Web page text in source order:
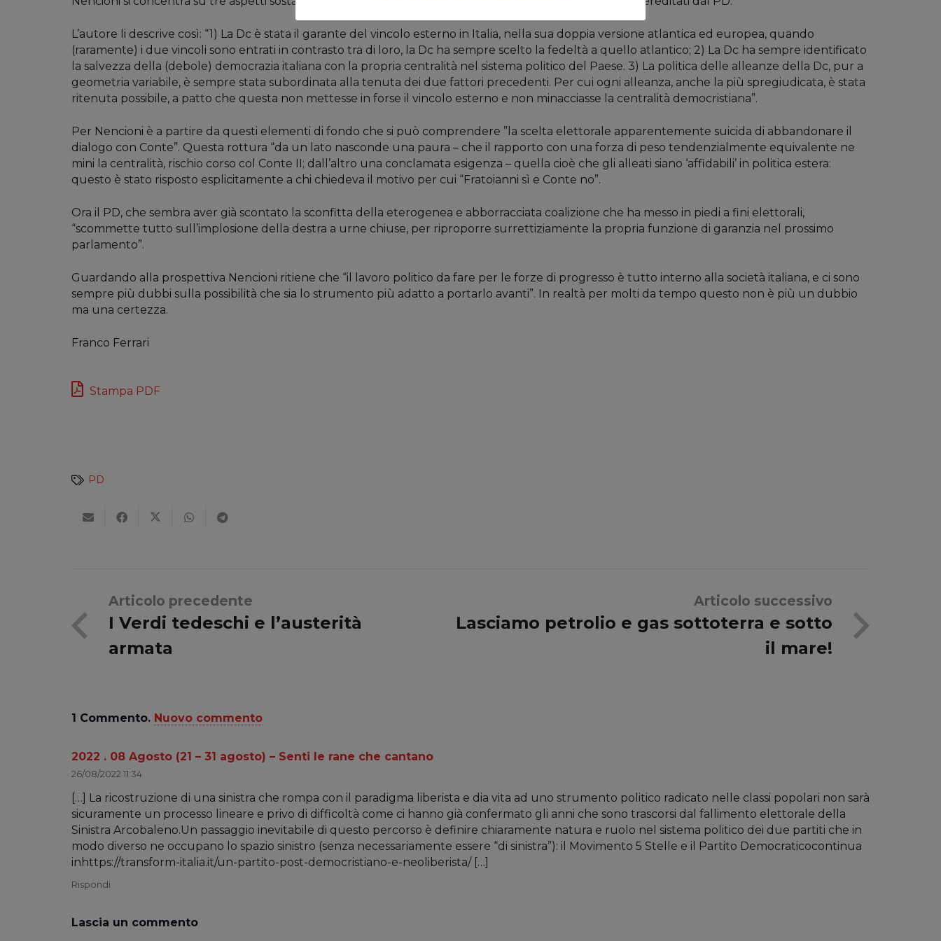
L’autore li descrive così: “1) La Dc è stata il garante del vincolo esterno in Italia, nella sua doppia versione atlantica ed europea, quando
(raramente) i due vincoli sono entrati in contrasto tra di loro, la Dc ha sempre scelto la fedeltà a quello atlantico; 2) La Dc ha sempre identificato
la salvezza della (debole) democrazia italiana con la propria centralità nel sistema politico del Paese. 3) La politica delle alleanze della Dc, pur a
geometria variabile, è sempre stata subordinata alla tenuta dei due fattori precedenti. Per cui ogni alleanza, anche la più spregiudicata, è stata
ritenuta possibile, a patto che questa non mettesse in forse il vincolo esterno e non minacciasse la centralità democristiana”.
Per Nencioni è a partire da questi elementi di fondo che si può comprendere ”la scelta elettorale apparentemente suicida di abbandonare il
dialogo con Conte”. Questa rottura “da un lato nasconde una paura – che il rapporto con una forza di peso tendenzialmente equivalente ne
mini la centralità, rischio corso col Conte II; dall’altro una conclamata esigenza – quella cioè che gli alleati siano ‘affidabili’ in politica estera:
questo è stato risposto esplicitamente a chi chiedeva il motivo per cui “Fratoianni sì e Conte no”.
Ora il PD, che sembra aver già scontato la sconfitta della eterogenea e abborracciata coalizione che ha messo in piedi a fini elettorali,
“scommette tutto sull’implosione della destra a urne chiuse, per riproporre surrettiziamente la propria funzione di garanzia nel prossimo
parlamento”.
Guardando alla prospettiva Nencioni ritiene che “il lavoro politico da fare per le forze di progresso è tutto interno alla società italiana, e ci sono
sempre più dubbi sulla possibilità che sia lo strumento più adatto a portarlo avanti”. In realtà per molti da tempo questo non è più un dubbio
ma una certezza.
Franco Ferrari
Stampa PDF
PD
Articolo precedente
I Verdi tedeschi e l’austerità
armata
Articolo successivo
Lasciamo petrolio e gas sottoterra e sotto
il mare!
1 Commento. Nuovo commento
2022 . 08 Agosto (21 – 31 agosto) – Senti le rane che cantano
26/08/2022 11:34
[…] La ricostruzione di una sinistra che rompa con il paradigma liberista e dia vita ad uno strumento politico radicato nelle classi popolari non sarà
sicuramente un processo lineare e privo di difficoltà come ci hanno già confermato gli anni che sono trascorsi dal fallimento elettorale della
Sinistra Arcobaleno.Un passaggio inevitabile di questo percorso è definire chiaramente natura e ruolo nel sistema politico dei due partiti che in
modo diverso ne occupano lo spazio sinistro (senza necessariamente essere “di sinistra”): il Movimento 5 Stelle e il Partito Democraticocontinua
inhttps://transform-italia.it/un-partito-post-democristiano-e-neoliberista/ […]
Rispondi
Lascia un commento